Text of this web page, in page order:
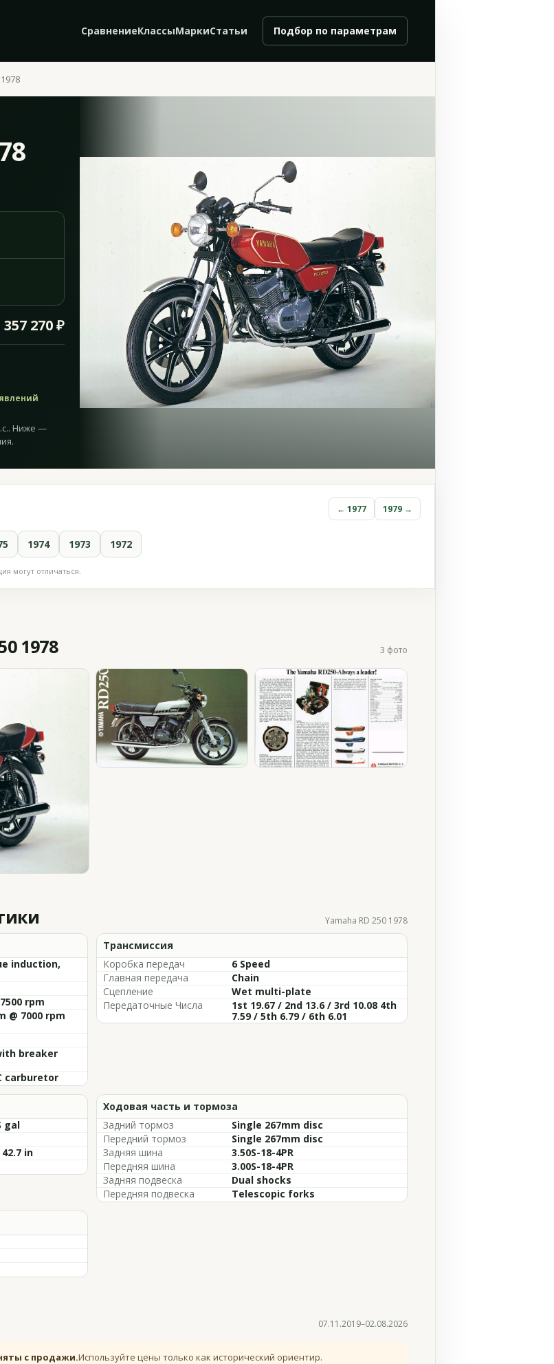
СравнениеКлассыМаркиСтатьи Подбор по параметрам
357 270 ₽
Ниже —
← 1977 1979 →
1974 1973 1972
могут отличаться.
1978 3 фото
Yamaha RD 250 1978
induction,
rpm
@ 7000 rpm
breaker
carburetor
Трансмиссия
Коробка передач
6 Speed
Главная передача
Chain
Сцепление
Wet multi-plate
Передаточные Числа
1st 19.67 / 2nd 13.6 / 3rd 10.08 4th
7.59 / 5th 6.79 / 6th 6.01
gal
in
Ходовая часть и тормоза
Задний тормоз
Single 267mm disc
Передний тормоз
Single 267mm disc
Задняя шина
3.50S-18-4PR
Передняя шина
3.00S-18-4PR
Задняя подвеска
Dual shocks
Передняя подвеска
Telescopic forks
07.11.2019–02.08.2026
с продажи.Используйте цены только как исторический ориентир.